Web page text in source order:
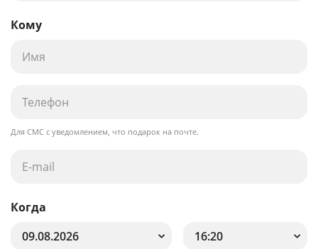
Кому
Для СМС с уведомлением, что подарок на почте.
Когда
09.08.2026
16:20